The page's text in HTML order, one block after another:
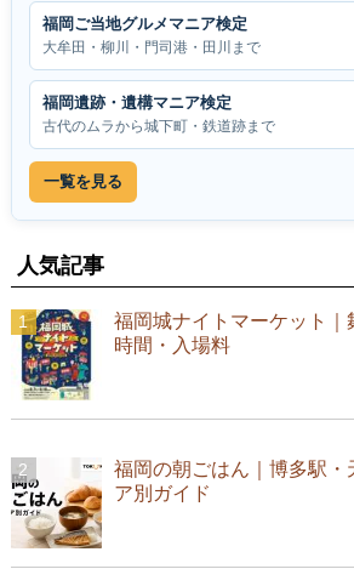
福岡ご当地グルメマニア検定
大牟田・柳川・門司港・田川まで
福岡遺跡・遺構マニア検定
古代のムラから城下町・鉄道跡まで
一覧を見る
人気記事
福岡城ナイトマーケット｜
時間・入場料
福岡の朝ごはん｜博多駅・
ア別ガイド